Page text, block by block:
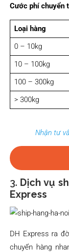
Cước phí chuyển
Loại hàng
0 – 10kg
10 – 100kg
100 – 300kg
> 300kg
Nhận tư
3. Dịch vụ
Express
DH Express ra
chuyển hàng